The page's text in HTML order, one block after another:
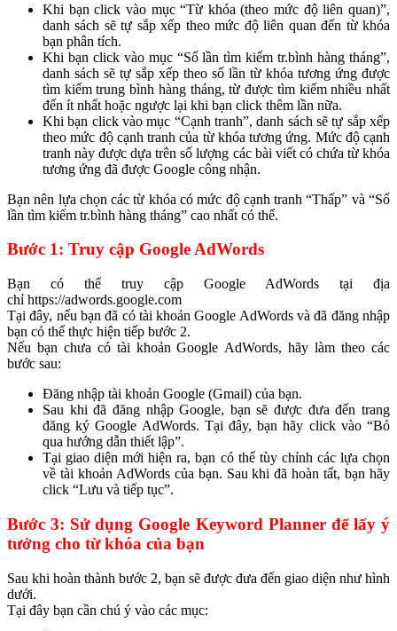
Khi bạn click vào mục “Từ khóa (theo mức độ liên quan)”,
danh sách sẽ tự sắp xếp theo mức độ liên quan đến từ khóa
bạn phân tích.
Khi bạn click vào mục “Số lần tìm kiếm tr.bình hàng tháng”,
danh sách sẽ tự sắp xếp theo số lần từ khóa tương ứng được
tìm kiếm trung bình hàng tháng, từ được tìm kiếm nhiều nhất
đến ít nhất hoặc ngược lại khi bạn click thêm lần nữa.
Khi bạn click vào mục “Cạnh tranh”, danh sách sẽ tự sắp xếp
theo mức độ cạnh tranh của từ khóa tương ứng. Mức độ cạnh
tranh này được dựa trên số lượng các bài viết có chứa từ khóa
tương ứng đã được Google công nhận.
Bạn nên lựa chọn các từ khóa có mức độ cạnh tranh “Thấp” và “Số
lần tìm kiếm tr.bình hàng tháng” cao nhất có thể.
Bước 1: Truy cập Google AdWords
Bạn có thể truy cập Google AdWords tại địa
chỉ https://adwords.google.com
Tại đây, nếu bạn đã có tài khoản Google AdWords và đã đăng nhập
bạn có thể thực hiện tiếp bước 2.
Nếu bạn chưa có tài khoản Google AdWords, hãy làm theo các
bước sau:
Đăng nhập tài khoản Google (Gmail) của bạn.
Sau khi đã đăng nhập Google, bạn sẽ được đưa đến trang
đăng ký Google AdWords. Tại đây, bạn hãy click vào “Bỏ
qua hướng dẫn thiết lập”.
Tại giao diện mới hiện ra, bạn có thể tùy chỉnh các lựa chọn
về tài khoản AdWords của bạn. Sau khi đã hoàn tất, bạn hãy
click “Lưu và tiếp tục”.
Bước 3: Sử dụng Google Keyword Planner để lấy ý
tưởng cho từ khóa của bạn
Sau khi hoàn thành bước 2, bạn sẽ được đưa đến giao diện như hình
dưới.
Tại đây bạn cần chú ý vào các mục: